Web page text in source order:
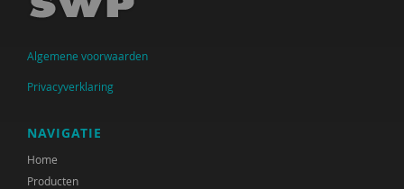
Ingrid Bakker
Cora Bartelink
Simon Bax
Mariëlle Beijersbergen
Dirck van Bekkum
Algemene voorwaarden
Privacyverklaring
NAVIGATIE
Home
Producten